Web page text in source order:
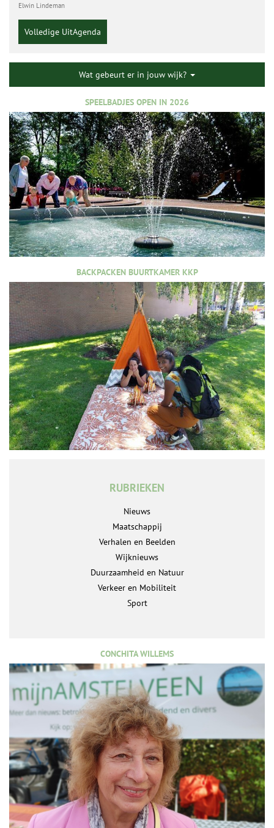
Elwin Lindeman
Volledige UitAgenda
Wat gebeurt er in jouw wijk?
SPEELBADJES OPEN IN 2026
BACKPACKEN BUURTKAMER KKP
RUBRIEKEN
Nieuws
Maatschappij
Verhalen en Beelden
Wijknieuws
Duurzaamheid en Natuur
Verkeer en Mobiliteit
Sport
CONCHITA WILLEMS